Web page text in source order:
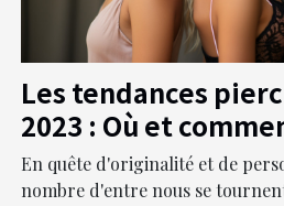
Les tendances
2023 : Où et
sublimer votre look
nouveaux piercings
En quête d'originalité et de
nombre d'entre nous se